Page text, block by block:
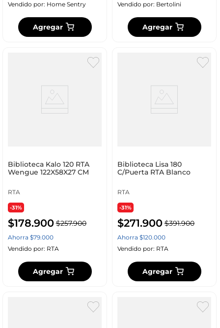
Vendido por: Home Sentry
Agregar
Vendido por: Bertolini
Agregar
Biblioteca Kalo 120 RTA
Wengue 122X58X27 CM
RTA
-31%
$178.900 $257.900
Ahorra $79.000
Vendido por: RTA
Agregar
Biblioteca Lisa 180
C/Puerta RTA Blanco
RTA
-31%
$271.900 $391.900
Ahorra $120.000
Vendido por: RTA
Agregar